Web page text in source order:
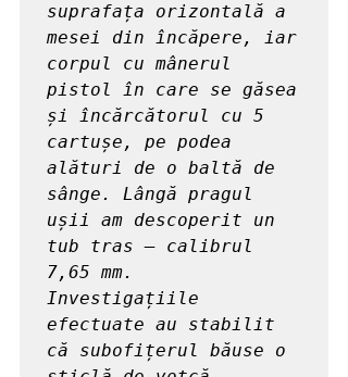
suprafața orizontală a
mesei din încăpere, iar
corpul cu mânerul
pistol în care se găsea
și încărcătorul cu 5
cartușe, pe podea
alături de o baltă de
sânge. Lângă pragul
ușii am descoperit un
tub tras – calibrul
7,65 mm.
Investigațiile
efectuate au stabilit
că subofițerul băuse o